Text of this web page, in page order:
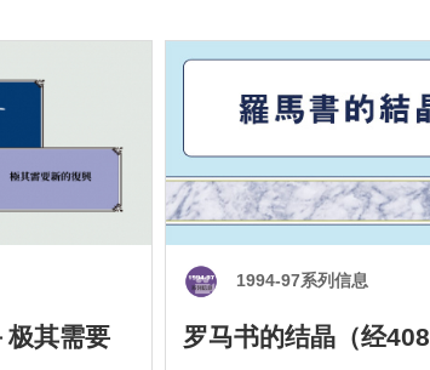
极其需要
1994-97系列信息
罗马书的结晶（经